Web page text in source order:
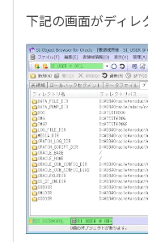
下記の画面がディレ